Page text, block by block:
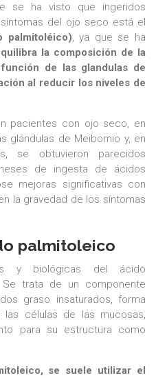
se ha visto que ingeridos
del ojo seco está el
palmitoléico), ya que se ha
la composición de la
de las glandulas de
al reducir los niveles de
pacientes con ojo seco, en
glándulas de Meibomio y, en
se obtuvieron parecidos
de ingesta de ácidos
mejoras significativas con
la gravedad de los síntomas
palmitoleico
y biológicas del ácido
trata de un componente
graso insaturados, forma
células de las mucosas,
para su estructura como
se suele utilizar el